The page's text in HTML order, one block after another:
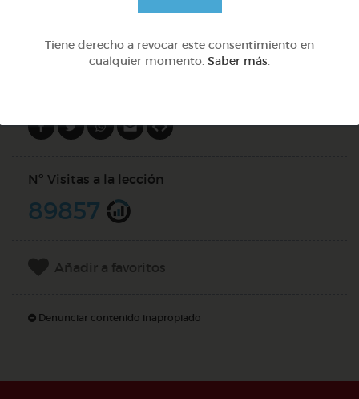
DOCS (2)
Nº Visitas a la lección
89857
Añadir a favoritos
Denunciar contenido inapropiado
Tiene derecho a revocar este consentimiento en
cualquier momento. Saber más.